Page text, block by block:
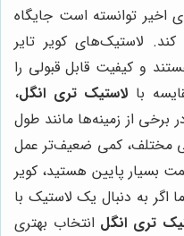
اخیر توانسته است جایگاه
کند. لاستیک‌های کویر تایر
و کیفیت قابل قبولی را
با لاستیک تری انگل،
از زمینه‌ها مانند طول
مختلف، کمی ضعیف‌تر عمل
بسیار پایین هستید، کویر
اگر به دنبال یک لاستیک با
تری انگل انتخاب بهتری